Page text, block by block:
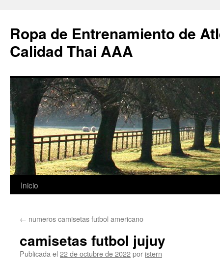
Ropa de Entrenamiento de
Calidad Thai AAA
Saltar
contenido
Inicio
← numeros camisetas futbol americano
camisetas futbol jujuy
Publicada el 22 de octubre de 2022por istern